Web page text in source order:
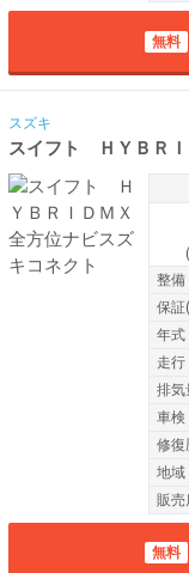
無料
スズキ
スイフト ＨＹＢＲＩ
整備
保証
年式
走行
排気
車検
修復
地域
販売
無料